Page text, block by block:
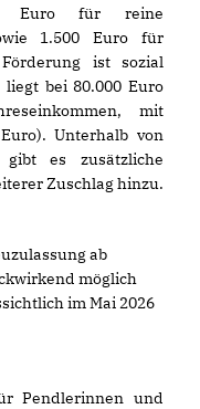
Euro für reine
1.500 Euro für
ist sozial
liegt bei 80.000 Euro
mit
Unterhalb von
es zusätzliche
Zuschlag hinzu.
ab
möglich
im Mai 2026
Pendlerinnen und